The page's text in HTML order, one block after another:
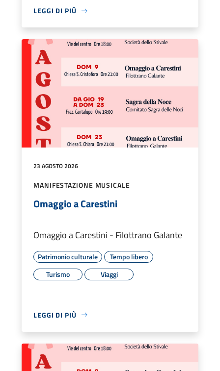
LEGGI DI PIÙ
23 AGOSTO 2026
MANIFESTAZIONE MUSICALE
Omaggio a Carestini
Omaggio a Carestini - Filottrano Galante
Patrimonio culturale
Tempo libero
Turismo
Viaggi
LEGGI DI PIÙ